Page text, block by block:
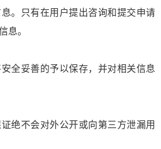
。只有在用户提出咨询和提交申请
息。
全妥善的予以保存，并对相关信息
绝不会对外公开或向第三方泄漏用